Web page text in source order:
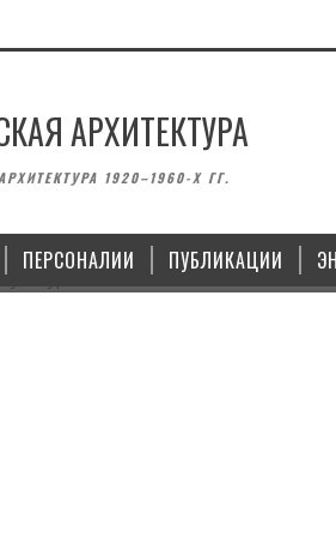
АРХИТЕКТУРА
1920–1960-Х ГГ.
ПЕРСОНАЛИИ ПУБЛИКАЦИИ
ЗДАНИЯ
КОПЕЙСКЕ
28.10.2021